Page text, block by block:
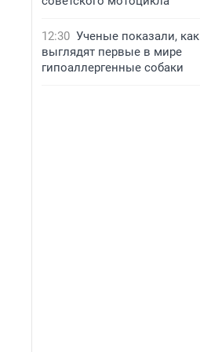
12:30 Ученые показали, как
выглядят первые в мире
гипоаллергенные собаки